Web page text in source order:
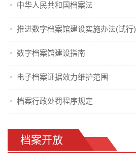
中华人民共和国档案法
推进数字档案馆建设实施办法(试行)
数字档案馆建设指南
电子档案证据效力维护范围
档案行政处罚程序规定
档案开放